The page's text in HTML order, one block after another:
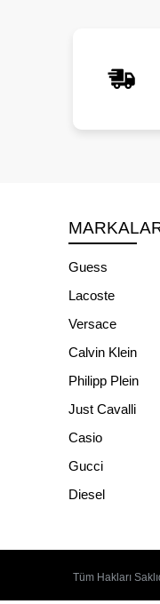
Guess
Lacoste
Versace
Calvin Klein
Philipp Plein
Just Cavalli
Casio
Gucci
Diesel
Tüm Hakları